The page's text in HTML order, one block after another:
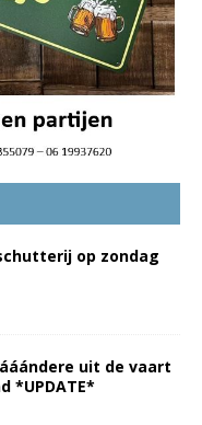
op zondag
uit de vaart
*UPDATE*